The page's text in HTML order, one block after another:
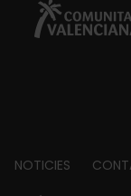
Footer
NOTICIES